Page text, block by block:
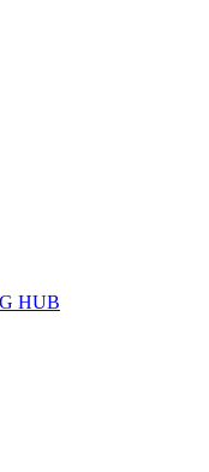
HUB